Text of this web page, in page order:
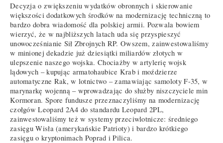
Decyzja o zwiększeniu wydatków obronnych i skierowanie
większości dodatkowych środków na modernizację techniczną to
bardzo dobra wiadomość dla polskiej armii. Pozwala bowiem
wierzyć, że w najbliższych latach uda się przyspieszyć
unowocześnianie Sił Zbrojnych RP. Owszem, zainwestowaliśmy
w minionej dekadzie już dziesiątki miliardów złotych w
ulepszenie naszego wojska. Chociażby w artylerię wojsk
lądowych – kupując armatohaubice Krab i moździerze
automatyczne Rak, w lotnictwo – zamawiając samoloty F-35, w
marynarkę wojenną – wprowadzając do służby niszczyciele min
Kormoran. Spore fundusze przeznaczyliśmy na modernizację
czołgów Leopard 2A4 do standardu Leopard 2PL,
zainwestowaliśmy też w systemy przeciwlotnicze: średniego
zasięgu Wisła (amerykańskie Patrioty) i bardzo krótkiego
zasięgu o kryptonimach Poprad i Pilica.